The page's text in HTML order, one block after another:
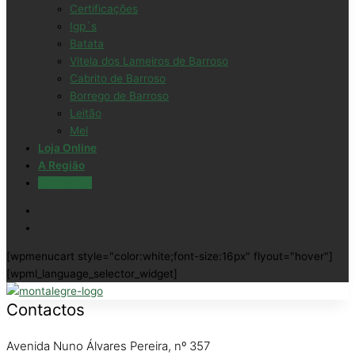
Certificações
Igp´s
Batata
Vitela dos Lameiros de Barroso
Cabrito de Barroso
Borrego de Barroso
Leitão
Mel
Loja Online
A Região
[wpmenucart style="color:white;font-size:16px" flyout="hover"]
[wpml_language_selector_widget]
Contactos
Avenida Nuno Álvares Pereira, nº 357